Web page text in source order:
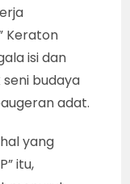
Keraton
isi dan
budaya
adat.
yang
itu,